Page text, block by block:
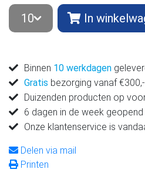
In
Binnen 10 werkdagen
Gratis bezorging vanaf
Duizenden producten op
6 dagen in de week geopend
Onze klantenservice is
Delen via mail
Printen